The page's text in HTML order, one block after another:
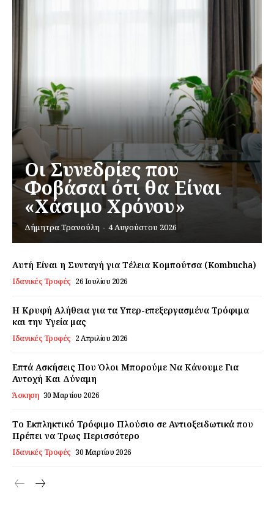
Εγγραφείτε τώρα!
Daily Food
Σχετικά με εμάς
Αποποίηση Ευθυνών
Επικοινωνία
Οι Συνεδρίες που
Φοβάσαι ότι θα Είναι
«Χάσιμο Χρόνου»
Δήμητρα Τρανούλη - 4 Αυγούστου 2026
Αυτή Είναι η Συνταγή για Τέλεια Κομπούτσα (Kombucha)
Ιδανικές Τροφές 26 Ιουλίου 2026
Η Κρυφή Αλήθεια για τα Υπερ-επεξεργασμένα Τρόφιμα
και την Υγεία μας
Ιδανικές Τροφές 2 Απριλίου 2026
Επτά Ασκήσεις Που Όλοι Μπορούμε Να Κάνουμε Για
Αντοχή Και Δύναμη
Άσκηση 30 Μαρτίου 2026
Το Εκπληκτικό Τρόφιμο Πλούσιο σε Αντιοξειδωτικά που
Πρέπει να Τρως Περισσότερο
Ιδανικές Τροφές 30 Μαρτίου 2026